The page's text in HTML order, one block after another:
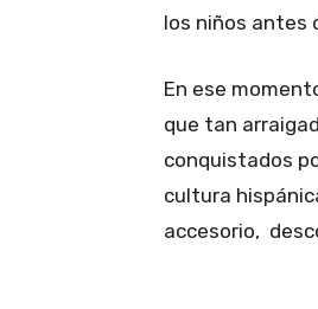
los niños antes
En ese
que tan
conquistados
cultura
accesorio,